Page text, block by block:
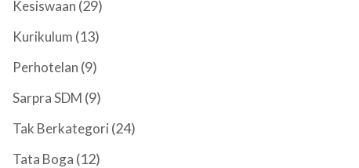
Kesiswaan (29)
Kurikulum (13)
Perhotelan (9)
Sarpra SDM (9)
Tak Berkategori (24)
Tata Boga (12)